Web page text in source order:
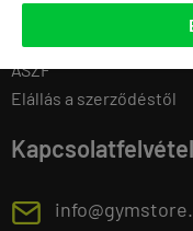
Iskoláknak
Karrier
ÁSZF
Elállás a szerződéstől
Kapcsolatfelvétel
E